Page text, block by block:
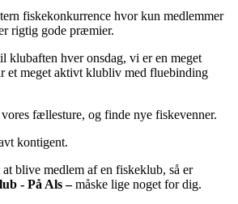
fiskekonkurrence hvor kun medlemmer
rigtig gode præmier.
klubaften hver onsdag, vi er en meget
et meget aktivt klubliv med fluebinding
fællesture, og finde nye fiskevenner.
kontigent.
blive medlem af en fiskeklub, så er
­- På Als –måske lige noget for dig.